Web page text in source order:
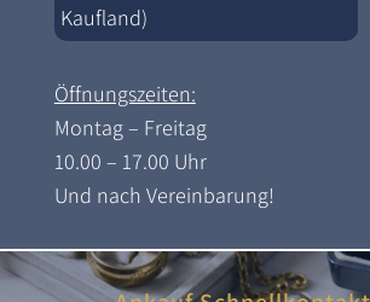
Kaufland)
Öffnungszeiten:
Montag – Freitag
10.00 – 17.00 Uhr
Und nach Vereinbarung!